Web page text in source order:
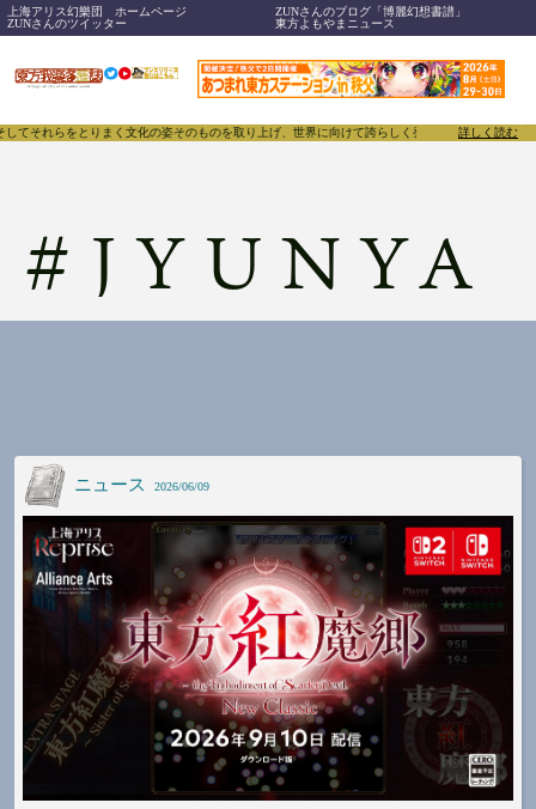
上海アリス幻樂団 ホームページ
ZUNさんのブログ「博麗幻想書譜」
ZUNさんのツイッター
東方よもやまニュース
まく文化の姿そのものを取り上げ、世界に向けて誇らしく発信することで、東方Projectのみ
詳しく読む
# JYUNYA
ニュース 2026/06/09